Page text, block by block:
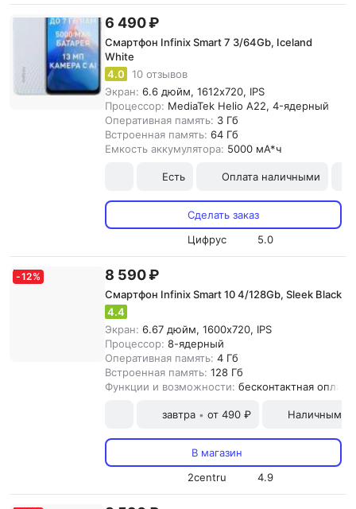
6 490 ₽
Смартфон Infinix Smart 7 3/64Gb, Iceland
White
4.0
10 отзывов
Экран: 6.6 дюйм, 1612x720, IPS
Процессор: MediaTek Helio A22, 4-ядерный
Оперативная память: 3 Гб
Встроенная память: 64 Гб
Емкость аккумулятора: 5000 мА*ч
Есть Оплата наличными
Сделать заказ
Цифрус
5.0
-12% 8 590 ₽
Смартфон Infinix Smart 10 4/128Gb, Sleek Black
4.4
Экран: 6.67 дюйм, 1600x720, IPS
Процессор: 8-ядерный
Оперативная память: 4 Гб
Встроенная память: 128 Гб
Функции и возможности: бесконтактная
завтра • от 490 ₽ Наличными
В магазин
2centru
4.9